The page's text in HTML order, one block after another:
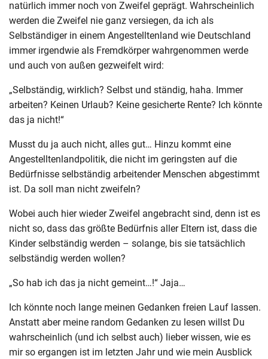
natürlich immer noch von Zweifel geprägt. Wahrscheinlich
werden die Zweifel nie ganz versiegen, da ich als
Selbständiger in einem Angestelltenland wie Deutschland
immer irgendwie als Fremdkörper wahrgenommen werde
und auch von außen gezweifelt wird:
„Selbständig, wirklich? Selbst und ständig, haha. Immer
arbeiten? Keinen Urlaub? Keine gesicherte Rente? Ich könnte
das ja nicht!“
Musst du ja auch nicht, alles gut… Hinzu kommt eine
Angestelltenlandpolitik, die nicht im geringsten auf die
Bedürfnisse selbständig arbeitender Menschen abgestimmt
ist. Da soll man nicht zweifeln?
Wobei auch hier wieder Zweifel angebracht sind, denn ist es
nicht so, dass das größte Bedürfnis aller Eltern ist, dass die
Kinder selbständig werden – solange, bis sie tatsächlich
selbständig werden wollen?
„So hab ich das ja nicht gemeint…!“ Jaja…
Ich könnte noch lange meinen Gedanken freien Lauf lassen.
Anstatt aber meine random Gedanken zu lesen willst Du
wahrscheinlich (und ich selbst auch) lieber wissen, wie es
mir so ergangen ist im letzten Jahr und wie mein Ausblick